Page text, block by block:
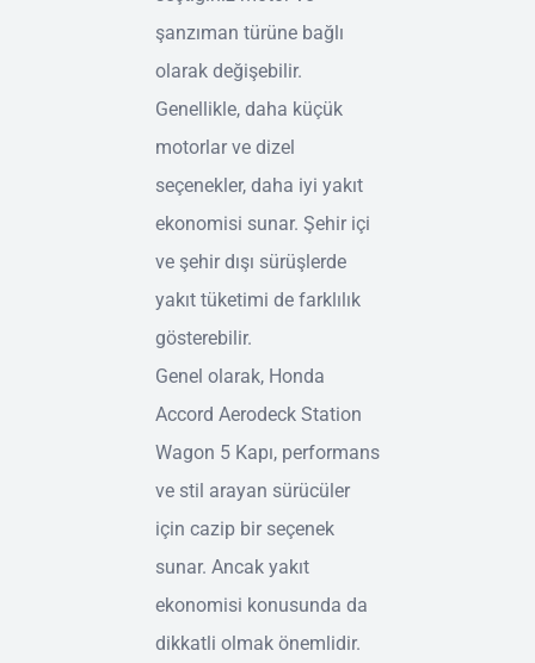
şanzıman türüne bağlı
olarak değişebilir.
Genellikle, daha küçük
motorlar ve dizel
seçenekler, daha iyi yakıt
ekonomisi sunar. Şehir içi
ve şehir dışı sürüşlerde
yakıt tüketimi de farklılık
gösterebilir.
Genel olarak, Honda
Accord Aerodeck Station
Wagon 5 Kapı, performans
ve stil arayan sürücüler
için cazip bir seçenek
sunar. Ancak yakıt
ekonomisi konusunda da
dikkatli olmak önemlidir.